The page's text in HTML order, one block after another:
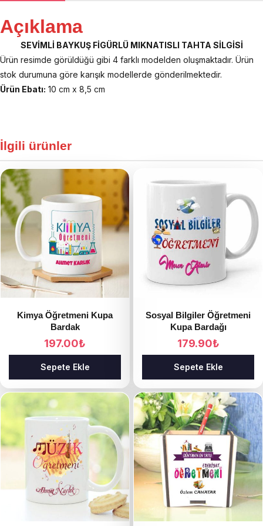
Açıklama
SEVİMLİ BAYKUŞ FİGÜRLÜ MIKNATISLI TAHTA SİLGİSİ
Ürün resimde görüldüğü gibi 4 farklı modelden oluşmaktadır. Ürün
stok durumuna göre karışık modellerde gönderilmektedir.
Ürün Ebatı: 10 cm x 8,5 cm
İlgili ürünler
Kimya Öğretmeni Kupa
Bardak
197.00₺
Sepete Ekle
Sosyal Bilgiler Öğretmeni
Kupa Bardağı
179.90₺
Sepete Ekle